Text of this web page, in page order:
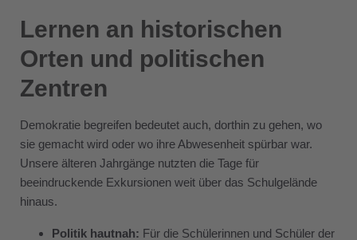
Lernen an historischen
Orten und politischen
Zentren
Demokratie begreifen bedeutet auch, dorthin zu gehen, wo
sie gemacht wird oder wo ihre Abwesenheit spürbar war.
Unsere älteren Jahrgänge nutzten die Tage für
beeindruckende Exkursionen weit über das Schulgelände
hinaus.
Politik hautnah: Für die Schülerinnen und Schüler der